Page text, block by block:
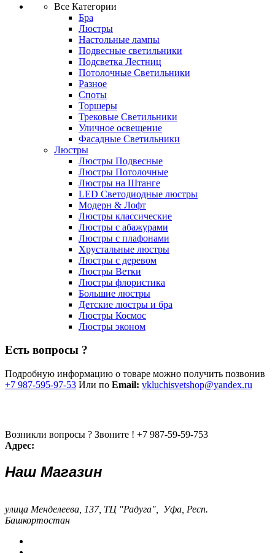
Все Категории
Бра
Люстры
Настольные лампы
Подвесные светильники
Подсветка Лестниц
Потолочные Светильники
Разное
Споты
Торшеры
Трековые Светильники
Уличное освещение
Фасадные Светильники
Люстры
Люстры Подвесные
Люстры Потолочные
Люстры на Штанге
LED Светодиодные люстры
Модерн & Лофт
Люстры классические
Люстры с абажурами
Люстры с плафонами
Хрустальные люстры
Люстры с деревом
Люстры Ветки
Люстры флористика
Большие люстры
Детские люстры и бра
Люстры Космос
Люстры эконом
Есть вопросы ?
Подробную информацию о товаре можно получить позвонив
+7 987-595-97-53 Или по Email: vkluchisvetshop@yandex.ru
Возникли вопросы ? Звоните ! +7 987-59-59-753
Адрес:
Наш Магазин
улица Менделеева, 137, ТЦ "Радуга", Уфа, Респ.
Башкортостан